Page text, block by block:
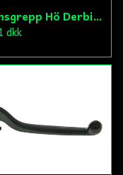
Bromsgrepp Hö Derbi/Aprilia/Rieju
dkk